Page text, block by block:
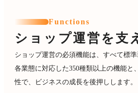
Functions
ショップ運営を支
ショップ運営の必須機能は、すべて標準
各業態に対応した350種類以上の機能と
性で、ビジネスの成長を後押しします。